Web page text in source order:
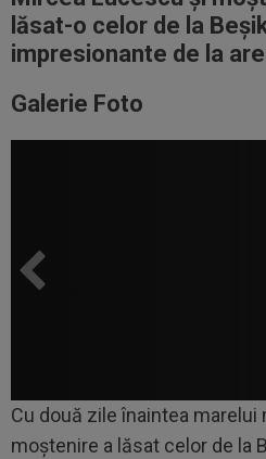
lăsat-o celor de la
impresionante de la
Galerie Foto
Cu două zile înaintea
moștenire a lăsat celor de la